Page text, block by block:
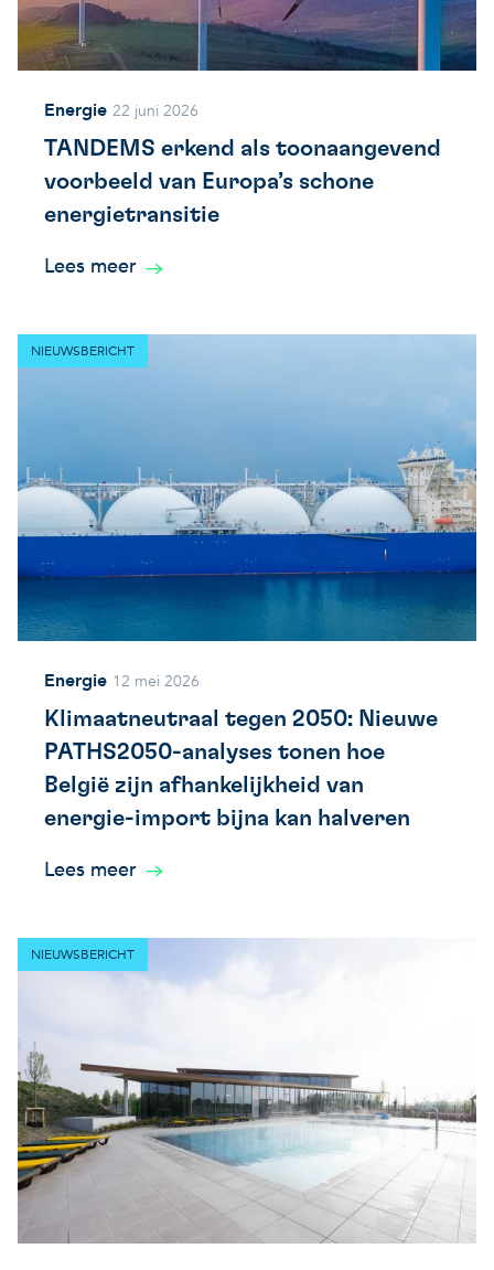
Energie 22 juni 2026
TANDEMS erkend als toonaangevend
voorbeeld van Europa’s schone
energietransitie
Lees meer
NIEUWSBERICHT
Energie 12 mei 2026
Klimaatneutraal tegen 2050: Nieuwe
PATHS2050-analyses tonen hoe
België zijn afhankelijkheid van
energie-import bijna kan halveren
Lees meer
NIEUWSBERICHT